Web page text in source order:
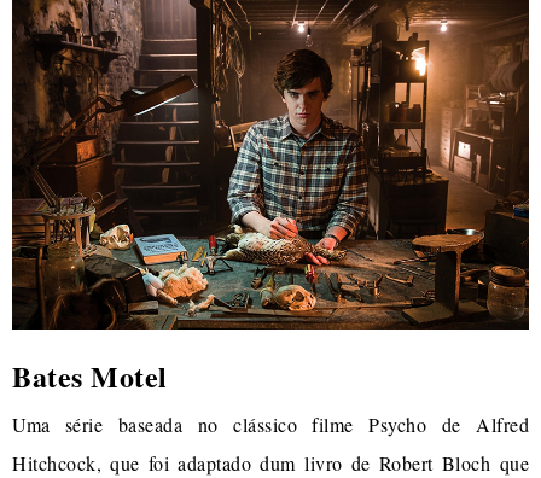
Bates Motel
Uma série baseada no clássico filme Psycho de Alfred
Hitchcock, que foi adaptado dum livro de Robert Bloch que